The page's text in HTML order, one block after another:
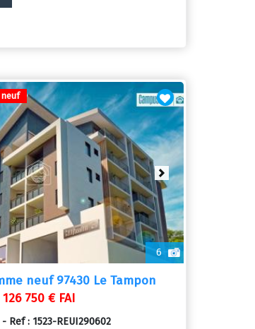
6
Next
neuf 97430 Le Tampon
126 750 € FAI
Ref : 1523-REUI290602